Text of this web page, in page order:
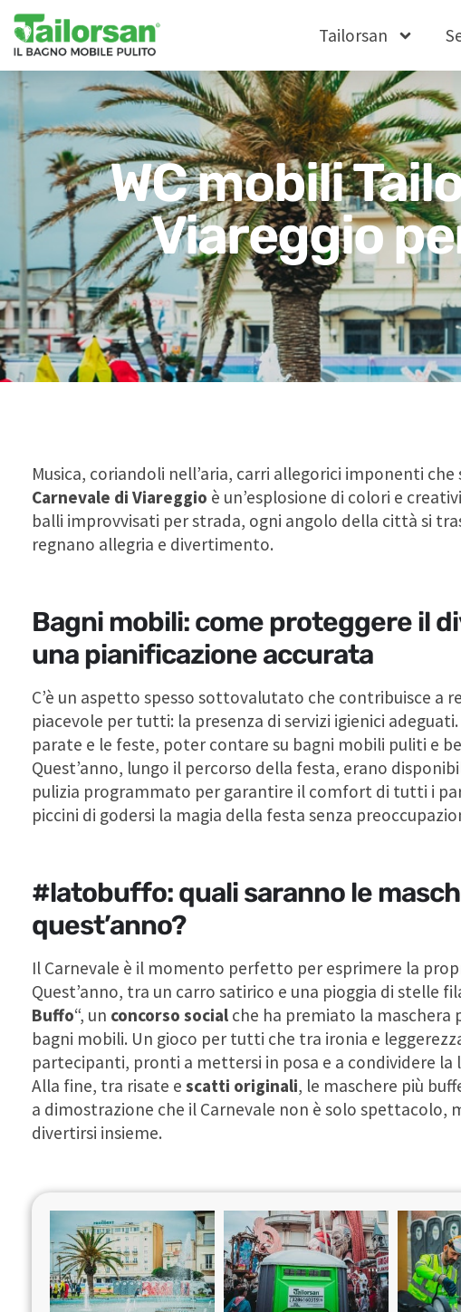
Tailorsan
WC mobili
Viareggio
Musica, coriandoli nell’aria, carri allegorici imponenti
Carnevale di Viareggio è un’esplosione di colori e
balli improvvisati per strada, ogni angolo della città si
regnano allegria e divertimento.
Bagni mobili: come proteggere il
una pianificazione accurata
C’è un aspetto spesso sottovalutato che contribuisce a
piacevole per tutti: la presenza di servizi igienici
parate e le feste, poter contare su bagni mobili puliti e
Quest’anno, lungo il percorso della festa, erano
pulizia programmato per garantire il comfort di tutti i
piccini di godersi la magia della festa senza
#latobuffo: quali saranno le
quest’anno?
Il Carnevale è il momento perfetto per esprimere la
Quest’anno, tra un carro satirico e una pioggia di stelle
Buffo“, un concorso social che ha premiato la
bagni mobili. Un gioco per tutti che tra ironia e
partecipanti, pronti a mettersi in posa e a condividere
Alla fine, tra risate escatti originali, le maschere più
a dimostrazione che il Carnevale non è solo spettacolo,
divertirsi insieme.